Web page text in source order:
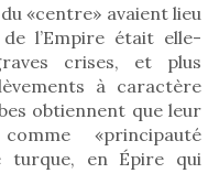
«centre» avaient lieu
l’Empire était elle-
crises, et plus
à caractère
obtiennent que leur
«principauté
turque, en Épire qui